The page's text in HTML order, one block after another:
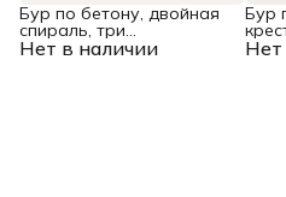
Нет в наличии
Бур по бетону, двойная
спираль, три
пылеотводящие кромки, Нет
Бур